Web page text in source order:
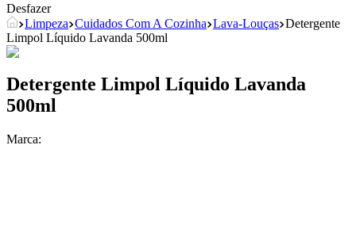
Desfazer
Limpeza Cuidados Com A Cozinha Lava-Louças Detergente
Limpol Líquido Lavanda 500ml
Detergente Limpol Líquido Lavanda
500ml
Marca: